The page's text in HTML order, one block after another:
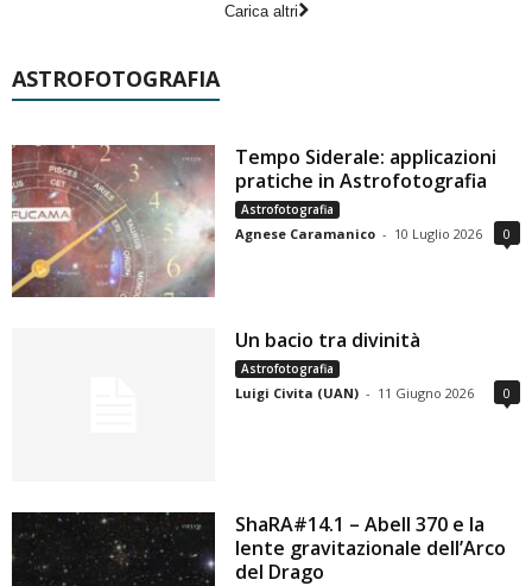
Carica altri
ASTROFOTOGRAFIA
Tempo Siderale: applicazioni
pratiche in Astrofotografia
Astrofotografia
Agnese Caramanico - 10 Luglio 2026 0
Un bacio tra divinità
Astrofotografia
Luigi Civita (UAN) - 11 Giugno 2026 0
ShaRA#14.1 – Abell 370 e la
lente gravitazionale dell’Arco
del Drago